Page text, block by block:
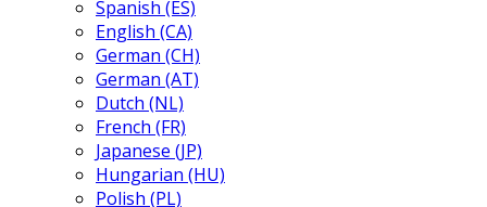
Spanish (ES)
English (CA)
German (CH)
German (AT)
Dutch (NL)
French (FR)
Japanese (JP)
Hungarian (HU)
Polish (PL)